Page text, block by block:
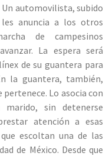
automovilista, subido
anuncia a los otros
de campesinos
La espera será
de su guantera para
la guantera, también,
Lo asocia con
marido, sin detenerse
atención a esas
escoltan una de las
de México. Desde que